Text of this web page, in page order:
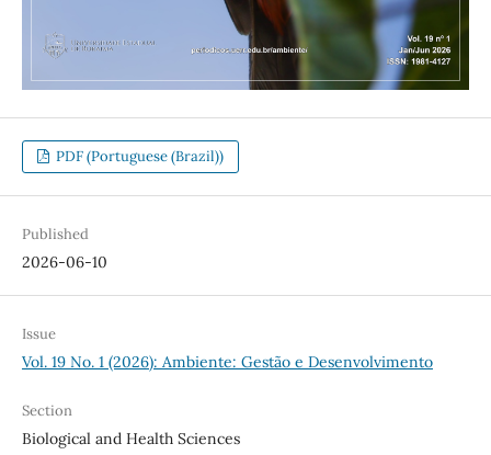
PDF (Portuguese (Brazil))
Published
2026-06-10
Issue
Vol. 19 No. 1 (2026): Ambiente: Gestão e Desenvolvimento
Section
Biological and Health Sciences